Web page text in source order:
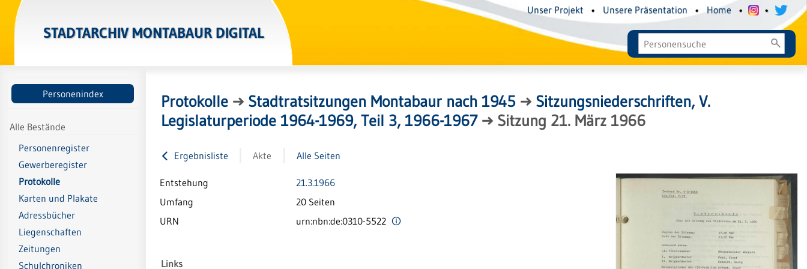
STADTARCHIV MONTABAUR DIGITAL
Unser Projekt • Unsere Präsentation • Home • •
Personenindex
Alle Bestände
Personenregister
Gewerberegister
Protokolle
Karten und Plakate
Adressbücher
Liegenschaften
Zeitungen
Schulchroniken
Protokolle → Stadtratsitzungen Montabaur nach 1945 → Sitzungsniederschriften, V.
Legislaturperiode 1964-1969, Teil 3, 1966-1967→ Sitzung 21. März 1966
Ergebnisliste Akte Alle Seiten
Entstehung
21.3.1966
Umfang
20 Seiten
URN
urn:nbn:de:0310-5522
Links